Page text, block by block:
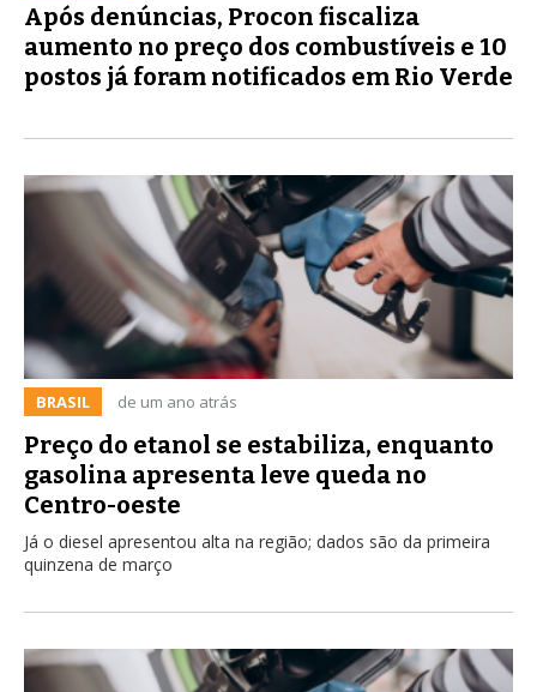
Após denúncias, Procon fiscaliza
aumento no preço dos combustíveis e 10
postos já foram notificados em Rio Verde
BRASIL de um ano atrás
Preço do etanol se estabiliza, enquanto
gasolina apresenta leve queda no
Centro-oeste
Já o diesel apresentou alta na região; dados são da primeira
quinzena de março